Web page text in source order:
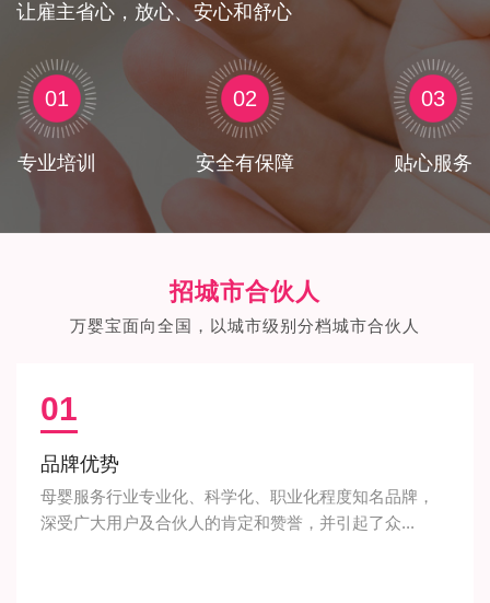
让雇主省心，放心、安心和舒心
01
专业培训
02
安全有保障
03
贴心服务
招城市合伙人
万婴宝面向全国，以城市级别分档城市合伙人
01
品牌优势
母婴服务行业专业化、科学化、职业化程度知名品牌，
深受广大用户及合伙人的肯定和赞誉，并引起了众...